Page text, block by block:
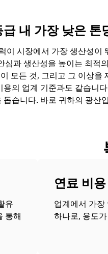
내 가장 낮은 톤
이 시장에서 가장 생산성이
심과 생산성을 높이는 최적
모든 것, 그리고 그 이상
의 업계 기준과도 같습니
습니다. 바로 귀하의 광산
유
통해
연료 비
업계에서 가장
하나로, 용도